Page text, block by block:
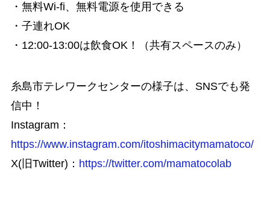
・無料Wi-fi、無料電源を使用できる
・子連れOK
・12:00-13:00は飲食OK！（共有スペースのみ）
糸島市テレワークセンターの様子は、SNSでも発
信中！
Instagram：
https://www.instagram.com/itoshimacitymamatoco/
X(旧Twitter)： https://twitter.com/mamatocolab